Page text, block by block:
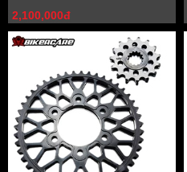
2,100,000đ